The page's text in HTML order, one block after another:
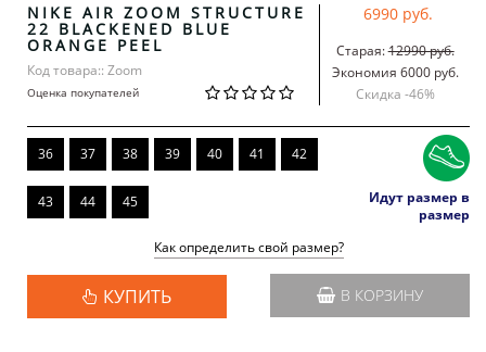
NIKE AIR ZOOM STRUCTURE
22 BLACKENED BLUE
ORANGE PEEL
Код товара:: Zoom
Оценка покупателей
6990 руб.
Старая:12990 руб.
Экономия 6000 руб.
Скидка -46%
36 37 38 39 40 41 42
43 44 45
Идут размер в
размер
Как определить свой размер?
КУПИТЬ В КОРЗИНУ